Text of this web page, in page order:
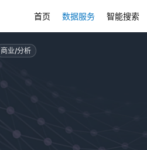
首页 数据服务 智能搜索
商业/分析